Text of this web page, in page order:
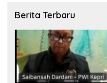
Berita Terbaru